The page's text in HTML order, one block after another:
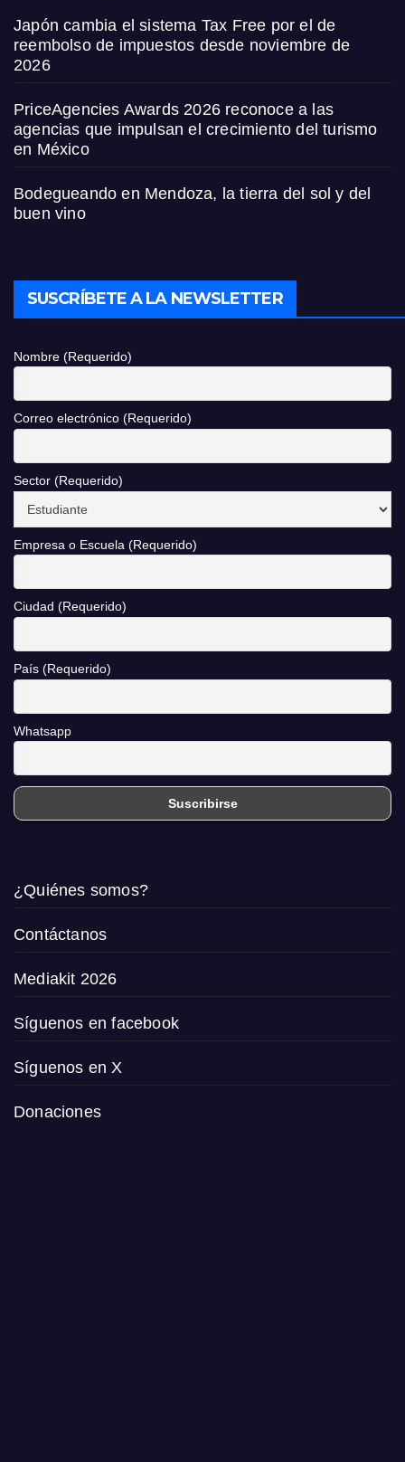
Japón cambia el sistema Tax Free por el de
reembolso de impuestos desde noviembre de
2026
PriceAgencies Awards 2026 reconoce a las
agencias que impulsan el crecimiento del turismo
en México
Bodegueando en Mendoza, la tierra del sol y del
buen vino
SUSCRÍBETE A LA NEWSLETTER
Nombre (Requerido)
Correo electrónico (Requerido)
Sector (Requerido)
Empresa o Escuela (Requerido)
Ciudad (Requerido)
País (Requerido)
Whatsapp
¿Quiénes somos?
Contáctanos
Mediakit 2026
Síguenos en facebook
Síguenos en X
Donaciones